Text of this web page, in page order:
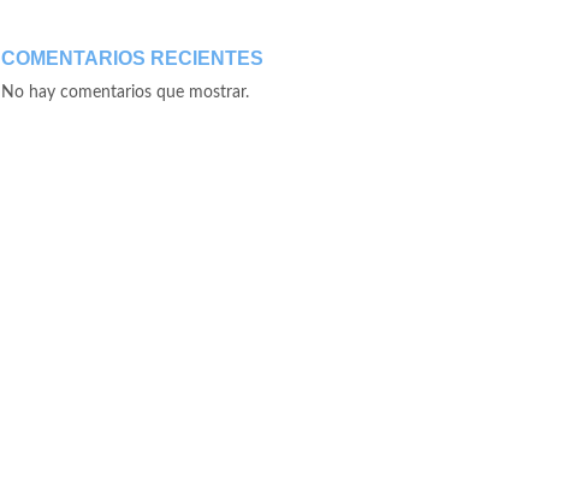
COMENTARIOS RECIENTES
No hay comentarios que mostrar.